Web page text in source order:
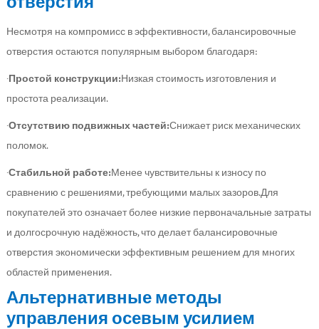
Несмотря на компромисс в эффективности, балансировочные
отверстия остаются популярным выбором благодаря:
·Простой конструкции:Низкая стоимость изготовления и
простота реализации.
·Отсутствию подвижных частей:Снижает риск механических
поломок.
·Стабильной работе:Менее чувствительны к износу по
сравнению с решениями, требующими малых зазоров.Для
покупателей это означает более низкие первоначальные затраты
и долгосрочную надёжность, что делает балансировочные
отверстия экономически эффективным решением для многих
областей применения.
Альтернативные методы
управления осевым усилием